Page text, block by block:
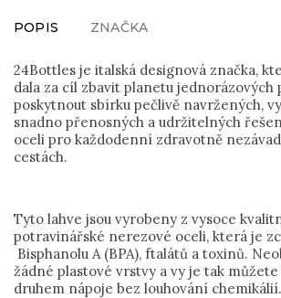
POPIS ZNAČKA
24Bottles je italská designová značka,
dala za cíl zbavit planetu jednorázových
poskytnout sbírku pečlivě navržených,
snadno přenosných a udržitelných
oceli pro každodenní zdravotně
cestách.
Tyto lahve jsou vyrobeny z vysoce
potravinářské nerezové oceli, která je
Bisphanolu A (BPA), ftalátů a toxinů.
žádné plastové vrstvy a vy je tak
druhem nápoje bez louhování chemikálií.